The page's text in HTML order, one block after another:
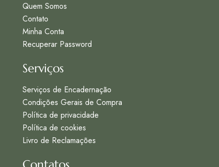
Quem Somos
Contato
Minha Conta
Recuperar Password
Serviços
Serviços de Encadernação
Condições Gerais de Compra
Política de privacidade
Política de cookies
Livro de Reclamações